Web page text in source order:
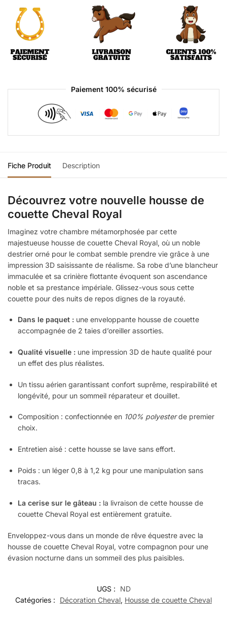
Paiement 100% sécurisé
Fiche Produit Description
Découvrez votre nouvelle housse de
couette Cheval Royal
Imaginez votre chambre métamorphosée par cette
majestueuse housse de couette Cheval Royal, où un noble
destrier orné pour le combat semble prendre vie grâce à une
impression 3D saisissante de réalisme. Sa robe d’une blancheur
immaculée et sa crinière flottante évoquent son ascendance
noble et sa prestance impériale. Glissez-vous sous cette
couette pour des nuits de repos dignes de la royauté.
Dans le paquet : une enveloppante housse de couette
accompagnée de 2 taies d’oreiller assorties.
Qualité visuelle : une impression 3D de haute qualité pour
un effet des plus réalistes.
Un tissu aérien garantissant confort suprême, respirabilité et
longévité, pour un sommeil réparateur et douillet.
Composition : confectionnée en 100% polyesterde premier
choix.
Entretien aisé : cette housse se lave sans effort.
Poids : un léger 0,8 à 1,2 kg pour une manipulation sans
tracas.
La cerise sur le gâteau : la livraison de cette housse de
couette Cheval Royal est entièrement gratuite.
Enveloppez-vous dans un monde de rêve équestre avec la
housse de couette Cheval Royal, votre compagnon pour une
évasion nocturne dans un sommeil des plus paisibles.
UGS :
ND
Catégories :
Décoration Cheval, Housse de couette Cheval